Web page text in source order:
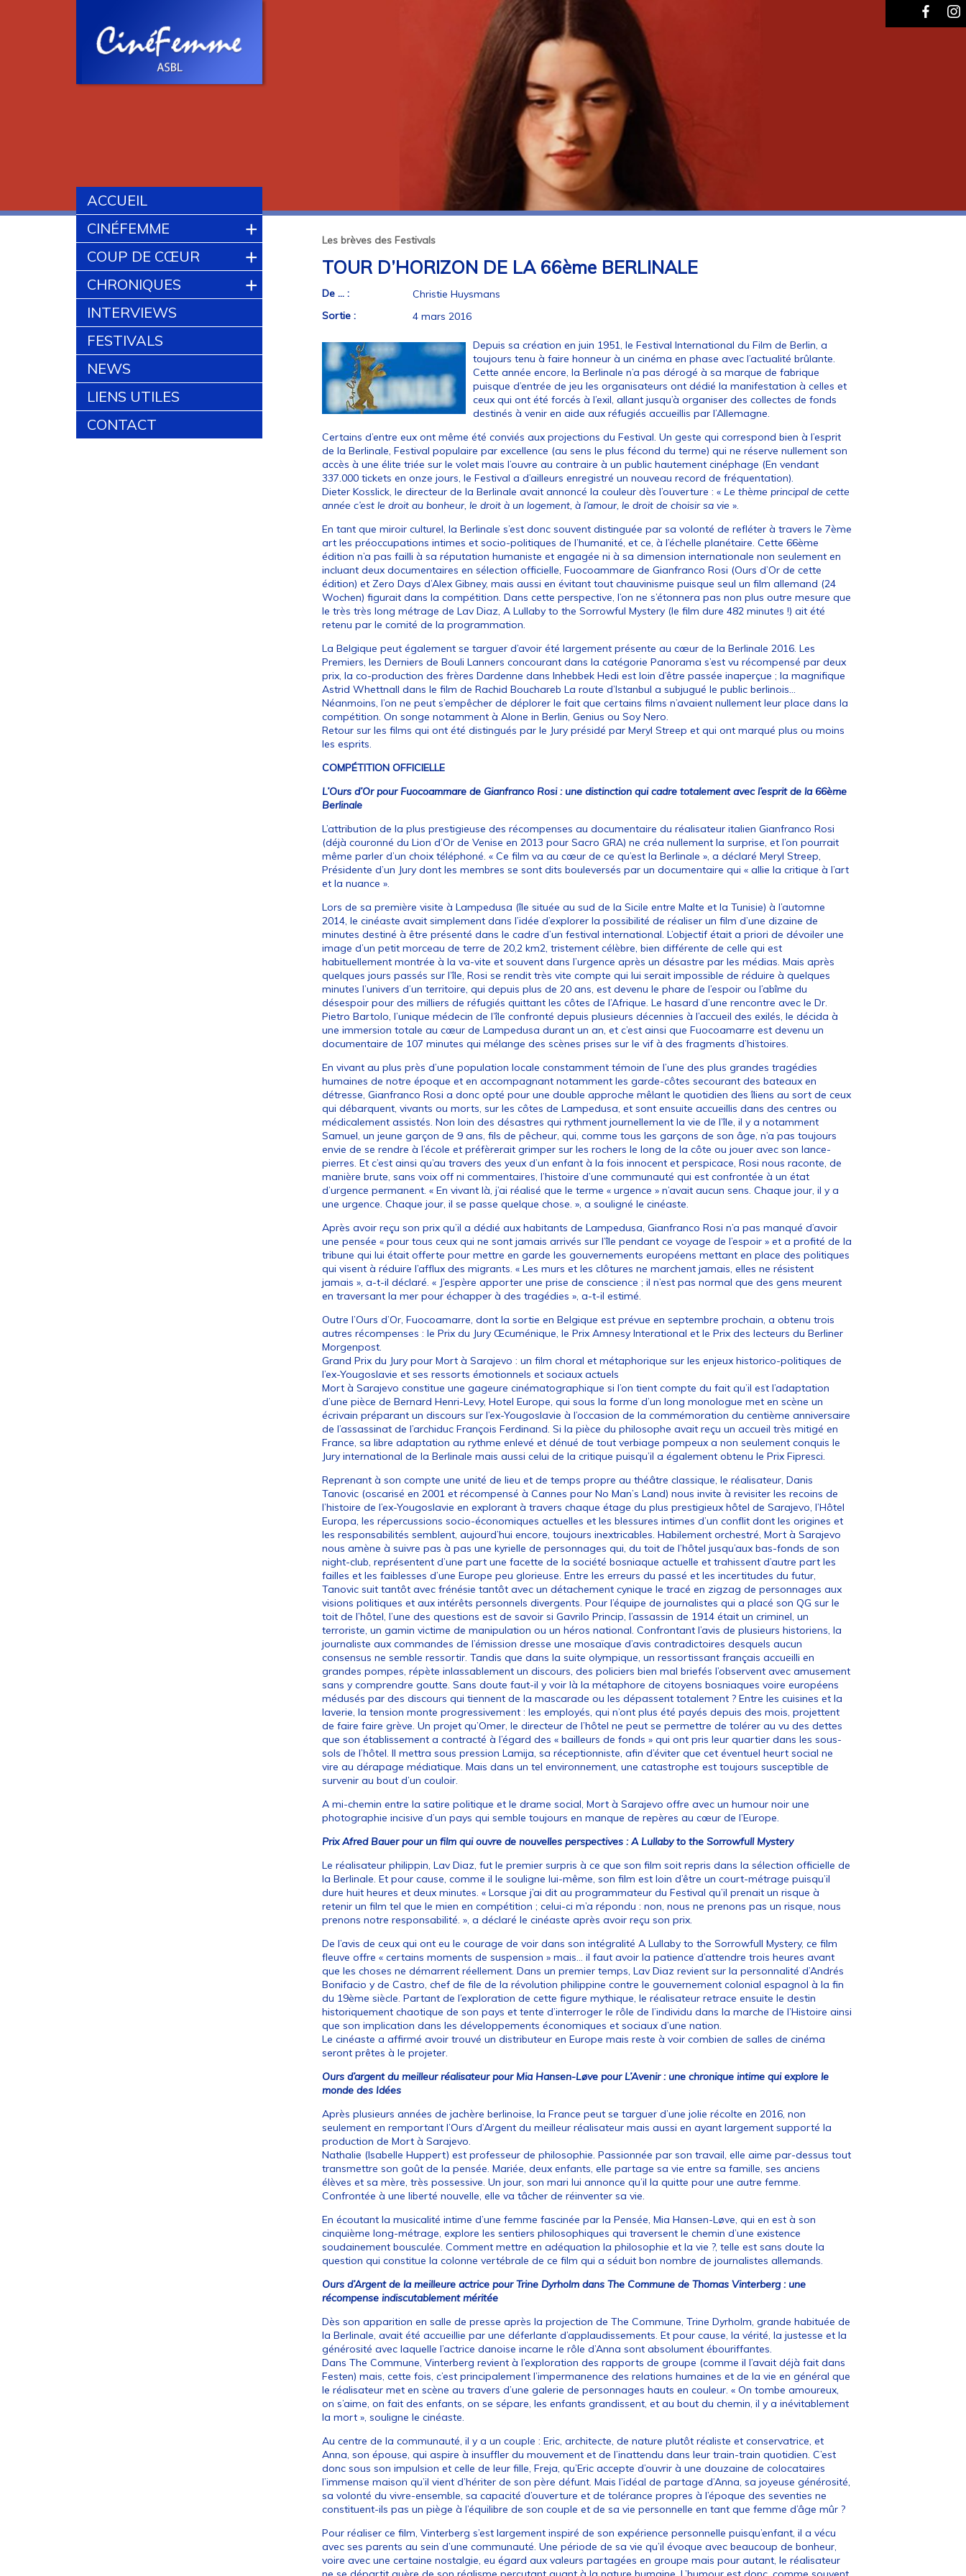
ACCUEIL
CINÉFEMME
+
COUP DE CŒUR +
CHRONIQUES +
INTERVIEWS
FESTIVALS
NEWS
LIENS UTILES
CONTACT
Les brèves des Festivals
TOUR D’HORIZON DE LA 66ème BERLINALE
De ... :
Christie Huysmans
Sortie :
4 mars 2016
Depuis sa création en juin 1951, le Festival International du Film de Berlin, a
toujours tenu à faire honneur à un cinéma en phase avec l’actualité brûlante.
Cette année encore, la Berlinale n’a pas dérogé à sa marque de fabrique
puisque d’entrée de jeu les organisateurs ont dédié la manifestation à celles et
ceux qui ont été forcés à l’exil, allant jusqu’à organiser des collectes de fonds
destinés à venir en aide aux réfugiés accueillis par l’Allemagne.
Certains d’entre eux ont même été conviés aux projections du Festival. Un geste qui correspond bien à l’esprit
de la Berlinale, Festival populaire par excellence (au sens le plus fécond du terme) qui ne réserve nullement son
accès à une élite triée sur le volet mais l’ouvre au contraire à un public hautement cinéphage (En vendant
337.000 tickets en onze jours, le Festival a d’ailleurs enregistré un nouveau record de fréquentation).
Dieter Kosslick, le directeur de la Berlinale avait annoncé la couleur dès l’ouverture : « Le thème principal de cette
année c’est le droit au bonheur, le droit à un logement, à l’amour, le droit de choisir sa vie ».
En tant que miroir culturel, la Berlinale s’est donc souvent distinguée par sa volonté de refléter à travers le 7ème
art les préoccupations intimes et socio-politiques de l’humanité, et ce, à l’échelle planétaire. Cette 66ème
édition n’a pas failli à sa réputation humaniste et engagée ni à sa dimension internationale non seulement en
incluant deux documentaires en sélection officielle, Fuocoammare de Gianfranco Rosi (Ours d’Or de cette
édition) et Zero Days d’Alex Gibney, mais aussi en évitant tout chauvinisme puisque seul un film allemand (24
Wochen) figurait dans la compétition. Dans cette perspective, l’on ne s’étonnera pas non plus outre mesure que
le très très long métrage de Lav Diaz, A Lullaby to the Sorrowful Mystery (le film dure 482 minutes !) ait été
retenu par le comité de la programmation.
La Belgique peut également se targuer d’avoir été largement présente au cœur de la Berlinale 2016. Les
Premiers, les Derniers de Bouli Lanners concourant dans la catégorie Panorama s’est vu récompensé par deux
prix, la co-production des frères Dardenne dans Inhebbek Hedi est loin d’être passée inaperçue ; la magnifique
Astrid Whettnall dans le film de Rachid Bouchareb La route d’Istanbul a subjugué le public berlinois…
Néanmoins, l’on ne peut s’empêcher de déplorer le fait que certains films n’avaient nullement leur place dans la
compétition. On songe notamment à Alone in Berlin, Genius ou Soy Nero.
Retour sur les films qui ont été distingués par le Jury présidé par Meryl Streep et qui ont marqué plus ou moins
les esprits.
COMPÉTITION OFFICIELLE
L’Ours d’Or pour Fuocoammare de Gianfranco Rosi : une distinction qui cadre totalement avec l’esprit de la 66ème
Berlinale
L’attribution de la plus prestigieuse des récompenses au documentaire du réalisateur italien Gianfranco Rosi
(déjà couronné du Lion d’Or de Venise en 2013 pour Sacro GRA) ne créa nullement la surprise, et l’on pourrait
même parler d’un choix téléphoné. « Ce film va au cœur de ce qu’est la Berlinale », a déclaré Meryl Streep,
Présidente d’un Jury dont les membres se sont dits bouleversés par un documentaire qui « allie la critique à l’art
et la nuance ».
Lors de sa première visite à Lampedusa (île située au sud de la Sicile entre Malte et la Tunisie) à l’automne
2014, le cinéaste avait simplement dans l’idée d’explorer la possibilité de réaliser un film d’une dizaine de
minutes destiné à être présenté dans le cadre d’un festival international. L’objectif était a priori de dévoiler une
image d’un petit morceau de terre de 20,2 km2, tristement célèbre, bien différente de celle qui est
habituellement montrée à la va-vite et souvent dans l’urgence après un désastre par les médias. Mais après
quelques jours passés sur l’île, Rosi se rendit très vite compte qui lui serait impossible de réduire à quelques
minutes l’univers d’un territoire, qui depuis plus de 20 ans, est devenu le phare de l’espoir ou l’abîme du
désespoir pour des milliers de réfugiés quittant les côtes de l’Afrique. Le hasard d’une rencontre avec le Dr.
Pietro Bartolo, l’unique médecin de l’île confronté depuis plusieurs décennies à l’accueil des exilés, le décida à
une immersion totale au cœur de Lampedusa durant un an, et c’est ainsi que Fuocoamarre est devenu un
documentaire de 107 minutes qui mélange des scènes prises sur le vif à des fragments d’histoires.
En vivant au plus près d’une population locale constamment témoin de l’une des plus grandes tragédies
humaines de notre époque et en accompagnant notamment les garde-côtes secourant des bateaux en
détresse, Gianfranco Rosi a donc opté pour une double approche mêlant le quotidien des îliens au sort de ceux
qui débarquent, vivants ou morts, sur les côtes de Lampedusa, et sont ensuite accueillis dans des centres ou
médicalement assistés. Non loin des désastres qui rythment journellement la vie de l’île, il y a notamment
Samuel, un jeune garçon de 9 ans, fils de pêcheur, qui, comme tous les garçons de son âge, n’a pas toujours
envie de se rendre à l’école et préfèrerait grimper sur les rochers le long de la côte ou jouer avec son lance-
pierres. Et c’est ainsi qu’au travers des yeux d’un enfant à la fois innocent et perspicace, Rosi nous raconte, de
manière brute, sans voix off ni commentaires, l’histoire d’une communauté qui est confrontée à un état
d’urgence permanent. « En vivant là, j’ai réalisé que le terme « urgence » n’avait aucun sens. Chaque jour, il y a
une urgence. Chaque jour, il se passe quelque chose. », a souligné le cinéaste.
Après avoir reçu son prix qu’il a dédié aux habitants de Lampedusa, Gianfranco Rosi n’a pas manqué d’avoir
une pensée « pour tous ceux qui ne sont jamais arrivés sur l’île pendant ce voyage de l’espoir » et a profité de la
tribune qui lui était offerte pour mettre en garde les gouvernements européens mettant en place des politiques
qui visent à réduire l’afflux des migrants. « Les murs et les clôtures ne marchent jamais, elles ne résistent
jamais », a-t-il déclaré. « J’espère apporter une prise de conscience ; il n’est pas normal que des gens meurent
en traversant la mer pour échapper à des tragédies », a-t-il estimé.
Outre l’Ours d’Or, Fuocoamarre, dont la sortie en Belgique est prévue en septembre prochain, a obtenu trois
autres récompenses : le Prix du Jury Œcuménique, le Prix Amnesy Interational et le Prix des lecteurs du Berliner
Morgenpost.
Grand Prix du Jury pour Mort à Sarajevo : un film choral et métaphorique sur les enjeux historico-politiques de
l’ex-Yougoslavie et ses ressorts émotionnels et sociaux actuels
Mort à Sarajevo constitue une gageure cinématographique si l’on tient compte du fait qu’il est l’adaptation
d’une pièce de Bernard Henri-Levy, Hotel Europe, qui sous la forme d’un long monologue met en scène un
écrivain préparant un discours sur l’ex-Yougoslavie à l’occasion de la commémoration du centième anniversaire
de l’assassinat de l’archiduc François Ferdinand. Si la pièce du philosophe avait reçu un accueil très mitigé en
France, sa libre adaptation au rythme enlevé et dénué de tout verbiage pompeux a non seulement conquis le
Jury international de la Berlinale mais aussi celui de la critique puisqu’il a également obtenu le Prix Fipresci.
Reprenant à son compte une unité de lieu et de temps propre au théâtre classique, le réalisateur, Danis
Tanovic (oscarisé en 2001 et récompensé à Cannes pour No Man’s Land) nous invite à revisiter les recoins de
l’histoire de l’ex-Yougoslavie en explorant à travers chaque étage du plus prestigieux hôtel de Sarajevo, l’Hôtel
Europa, les répercussions socio-économiques actuelles et les blessures intimes d’un conflit dont les origines et
les responsabilités semblent, aujourd’hui encore, toujours inextricables. Habilement orchestré, Mort à Sarajevo
nous amène à suivre pas à pas une kyrielle de personnages qui, du toit de l’hôtel jusqu’aux bas-fonds de son
night-club, représentent d’une part une facette de la société bosniaque actuelle et trahissent d’autre part les
failles et les faiblesses d’une Europe peu glorieuse. Entre les erreurs du passé et les incertitudes du futur,
Tanovic suit tantôt avec frénésie tantôt avec un détachement cynique le tracé en zigzag de personnages aux
visions politiques et aux intérêts personnels divergents. Pour l’équipe de journalistes qui a placé son QG sur le
toit de l’hôtel, l’une des questions est de savoir si Gavrilo Princip, l’assassin de 1914 était un criminel, un
terroriste, un gamin victime de manipulation ou un héros national. Confrontant l’avis de plusieurs historiens, la
journaliste aux commandes de l’émission dresse une mosaïque d’avis contradictoires desquels aucun
consensus ne semble ressortir. Tandis que dans la suite olympique, un ressortissant français accueilli en
grandes pompes, répète inlassablement un discours, des policiers bien mal briefés l’observent avec amusement
sans y comprendre goutte. Sans doute faut-il y voir là la métaphore de citoyens bosniaques voire européens
médusés par des discours qui tiennent de la mascarade ou les dépassent totalement ? Entre les cuisines et la
laverie, la tension monte progressivement : les employés, qui n’ont plus été payés depuis des mois, projettent
de faire faire grève. Un projet qu’Omer, le directeur de l’hôtel ne peut se permettre de tolérer au vu des dettes
que son établissement a contracté à l’égard des « bailleurs de fonds » qui ont pris leur quartier dans les sous-
sols de l’hôtel. Il mettra sous pression Lamija, sa réceptionniste, afin d’éviter que cet éventuel heurt social ne
vire au dérapage médiatique. Mais dans un tel environnement, une catastrophe est toujours susceptible de
survenir au bout d’un couloir.
A mi-chemin entre la satire politique et le drame social, Mort à Sarajevo offre avec un humour noir une
photographie incisive d’un pays qui semble toujours en manque de repères au cœur de l’Europe.
Prix Afred Bauer pour un film qui ouvre de nouvelles perspectives : A Lullaby to the Sorrowfull Mystery
Le réalisateur philippin, Lav Diaz, fut le premier surpris à ce que son film soit repris dans la sélection officielle de
la Berlinale. Et pour cause, comme il le souligne lui-même, son film est loin d’être un court-métrage puisqu’il
dure huit heures et deux minutes. « Lorsque j’ai dit au programmateur du Festival qu’il prenait un risque à
retenir un film tel que le mien en compétition ; celui-ci m’a répondu : non, nous ne prenons pas un risque, nous
prenons notre responsabilité. », a déclaré le cinéaste après avoir reçu son prix.
De l’avis de ceux qui ont eu le courage de voir dans son intégralité A Lullaby to the Sorrowfull Mystery, ce film
fleuve offre « certains moments de suspension » mais… il faut avoir la patience d’attendre trois heures avant
que les choses ne démarrent réellement. Dans un premier temps, Lav Diaz revient sur la personnalité d’Andrés
Bonifacio y de Castro, chef de file de la révolution philippine contre le gouvernement colonial espagnol à la fin
du 19ème siècle. Partant de l’exploration de cette figure mythique, le réalisateur retrace ensuite le destin
historiquement chaotique de son pays et tente d’interroger le rôle de l’individu dans la marche de l’Histoire ainsi
que son implication dans les développements économiques et sociaux d’une nation.
Le cinéaste a affirmé avoir trouvé un distributeur en Europe mais reste à voir combien de salles de cinéma
seront prêtes à le projeter.
Ours d’argent du meilleur réalisateur pour Mia Hansen-Løve pour L’Avenir : une chronique intime qui explore le
monde des Idées
Après plusieurs années de jachère berlinoise, la France peut se targuer d’une jolie récolte en 2016, non
seulement en remportant l’Ours d’Argent du meilleur réalisateur mais aussi en ayant largement supporté la
production de Mort à Sarajevo.
Nathalie (Isabelle Huppert) est professeur de philosophie. Passionnée par son travail, elle aime par-dessus tout
transmettre son goût de la pensée. Mariée, deux enfants, elle partage sa vie entre sa famille, ses anciens
élèves et sa mère, très possessive. Un jour, son mari lui annonce qu’il la quitte pour une autre femme.
Confrontée à une liberté nouvelle, elle va tâcher de réinventer sa vie.
En écoutant la musicalité intime d’une femme fascinée par la Pensée, Mia Hansen-Løve, qui en est à son
cinquième long-métrage, explore les sentiers philosophiques qui traversent le chemin d’une existence
soudainement bousculée. Comment mettre en adéquation la philosophie et la vie ?, telle est sans doute la
question qui constitue la colonne vertébrale de ce film qui a séduit bon nombre de journalistes allemands.
Ours d’Argent de la meilleure actrice pour Trine Dyrholm dans The Commune de Thomas Vinterberg : une
récompense indiscutablement méritée
Dès son apparition en salle de presse après la projection de The Commune, Trine Dyrholm, grande habituée de
la Berlinale, avait été accueillie par une déferlante d’applaudissements. Et pour cause, la vérité, la justesse et la
générosité avec laquelle l’actrice danoise incarne le rôle d’Anna sont absolument ébouriffantes.
Dans The Commune, Vinterberg revient à l’exploration des rapports de groupe (comme il l’avait déjà fait dans
Festen) mais, cette fois, c’est principalement l’impermanence des relations humaines et de la vie en général que
le réalisateur met en scène au travers d’une galerie de personnages hauts en couleur. « On tombe amoureux,
on s’aime, on fait des enfants, on se sépare, les enfants grandissent, et au bout du chemin, il y a inévitablement
la mort », souligne le cinéaste.
Au centre de la communauté, il y a un couple : Eric, architecte, de nature plutôt réaliste et conservatrice, et
Anna, son épouse, qui aspire à insuffler du mouvement et de l’inattendu dans leur train-train quotidien. C’est
donc sous son impulsion et celle de leur fille, Freja, qu’Eric accepte d’ouvrir à une douzaine de colocataires
l’immense maison qu’il vient d’hériter de son père défunt. Mais l’idéal de partage d’Anna, sa joyeuse générosité,
sa volonté du vivre-ensemble, sa capacité d’ouverture et de tolérance propres à l’époque des seventies ne
constituent-ils pas un piège à l’équilibre de son couple et de sa vie personnelle en tant que femme d’âge mûr ?
Pour réaliser ce film, Vinterberg s’est largement inspiré de son expérience personnelle puisqu’enfant, il a vécu
avec ses parents au sein d’une communauté. Une période de sa vie qu’il évoque avec beaucoup de bonheur,
voire avec une certaine nostalgie, eu égard aux valeurs partagées en groupe mais pour autant, le réalisateur